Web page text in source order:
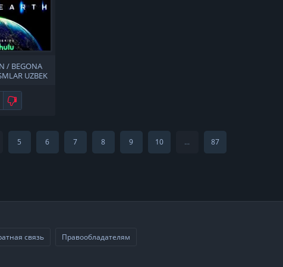
/ BEGONA
UZBEK
Не нравится
5 6 7 8 9 10 ... 87
связь Правообладателям